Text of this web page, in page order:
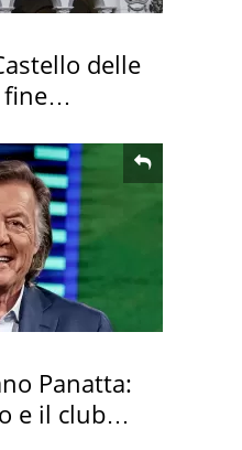
delle
fine
Panatta:
e il club